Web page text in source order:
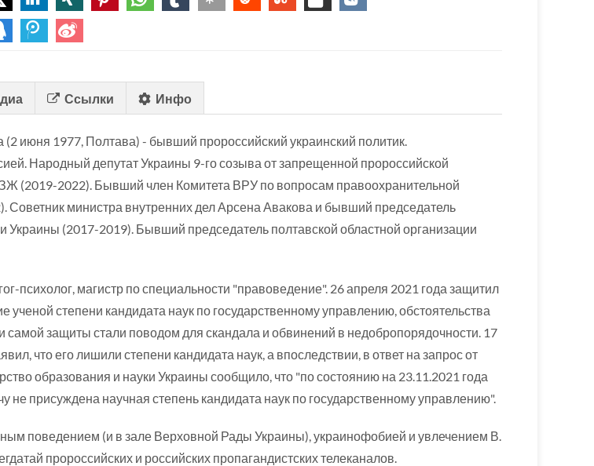
Ссылки Инфо
июня 1977, Полтава) - бывший пророссийский украинский политик.
Народный депутат Украины 9-го созыва от запрещенной пророссийской
(2019-2022). Бывший член Комитета ВРУ по вопросам правоохранительной
Советник министра внутренних дел Арсена Авакова и бывший председатель
Украины (2017-2019). Бывший председатель полтавской областной организации
психолог, магистр по специальности "правоведение". 26 апреля 2021 года защитил
ученой степени кандидата наук по государственному управлению, обстоятельства
самой защиты стали поводом для скандала и обвинений в недобропорядочности. 17
что его лишили степени кандидата наук, а впоследствии, в ответ на запрос от
образования и науки Украины сообщило, что "по состоянию на 23.11.2021 года
не присуждена научная степень кандидата наук по государственному управлению".
поведением (и в зале Верховной Рады Украины), украинофобией и увлечением В.
пророссийских и российских пропагандистских телеканалов.